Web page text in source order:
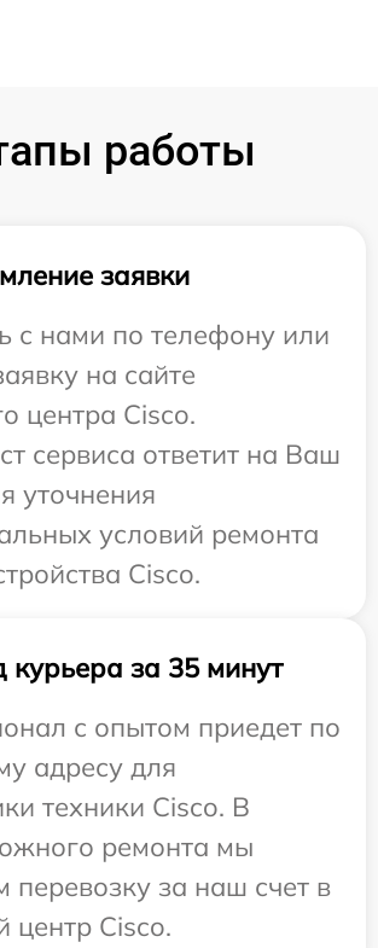
работы
заявки
с нами по телефону или
на сайте
центра Cisco.
сервиса ответит на Ваш
уточнения
условий ремонта
Cisco.
курьера за 35 минут
с опытом приедет по
адресу для
техники Cisco. В
ремонта мы
перевозку за наш счет в
центр Cisco.